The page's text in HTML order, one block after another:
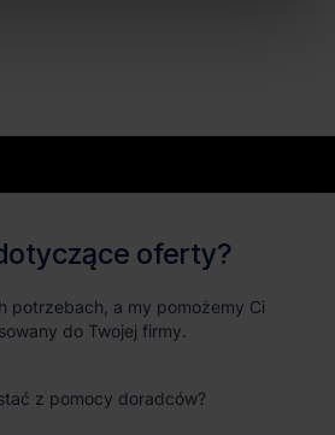
oferty?
potrzebach, a my pomożemy Ci
do Twojej firmy.
z pomocy doradców?